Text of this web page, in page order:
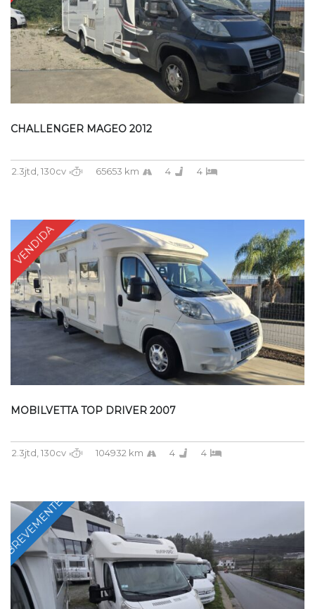
CHALLENGER MAGEO 2012
2.3jtd, 130cv 65653 km 4 4
VENDIDA
MOBILVETTA TOP DRIVER 2007
2.3jtd, 130cv 104932 km 4 4
BREVEMENTE